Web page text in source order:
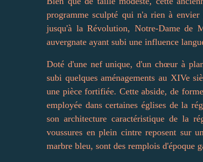
programme sculpté qui n'a rien à envier
jusqu'à la Révolution, Notre-Dame
auvergnate ayant subi une influence
Doté d'une nef unique, d'un chœur à
subi quelques aménagements au XIVe
une pièce fortifiée. Cette abside, de
employée dans certaines églises de la
son architecture caractéristique de la
voussures en plein cintre reposent sur
marbre bleu, sont des remplois d'époque